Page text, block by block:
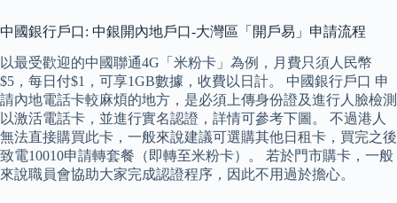
中國銀行戶口: 中銀開內地戶口-大灣區「開戶易」申請流程
以最受歡迎的中國聯通4G「米粉卡」為例，月費只須人民幣
$5，每日付$1，可享1GB數據，收費以日計。 中國銀行戶口 申
請內地電話卡較麻煩的地方，是必須上傳身份證及進行人臉檢測
以激活電話卡，並進行實名認證，詳情可參考下圖。 不過港人
無法直接購買此卡，一般來說建議可選購其他日租卡，買完之後
致電10010申請轉套餐（即轉至米粉卡）。 若於門市購卡，一般
來說職員會協助大家完成認證程序，因此不用過於擔心。